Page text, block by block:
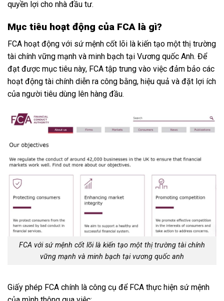
quyền lợi cho nhà đầu tư.
Mục tiêu hoạt động của FCA là gì?
FCA hoạt động với sứ mệnh cốt lõi là kiến tạo một thị trường
tài chính vững mạnh và minh bạch tại Vương quốc Anh. Để
đạt được mục tiêu này, FCA tập trung vào việc đảm bảo các
hoạt động tài chính diễn ra công bằng, hiệu quả và đặt lợi ích
của người tiêu dùng lên hàng đầu.
FCA với sứ mệnh cốt lõi là kiến tạo một thị trường tài chính
vững mạnh và minh bạch tại vương quốc anh
Giấy phép FCA chính là công cụ để FCA thực hiện sứ mệnh